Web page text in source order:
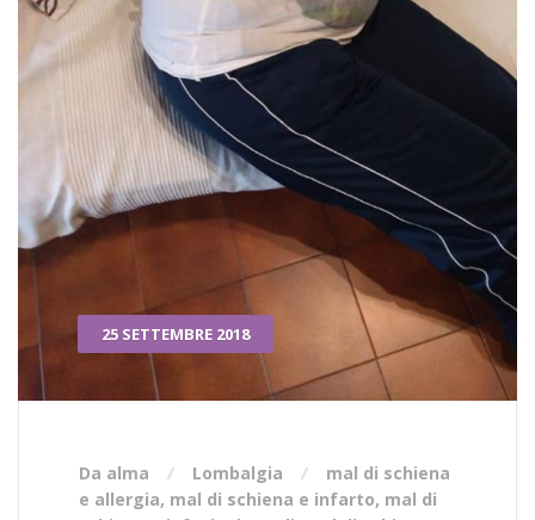
25 SETTEMBRE 2018
Da alma Lombalgia
mal di schiena
e allergia, mal di schiena e infarto, mal di